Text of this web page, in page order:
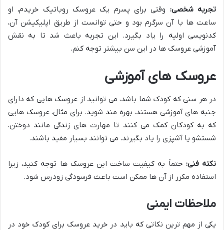
تجربه شخصی: وقتی برای پسرم یک عروسک روباتیک خریدم، او
ساعت ها با آن سرگرم بود و حتی توانست از طریق اپلیکیشن آن،
کدنویسی اولیه را یاد بگیرد. این تجربه باعث شد تا به نقش
آموزشی عروسک ها در این سن بیشتر توجه کنم.
عروسک های آموزشی
در هر سنی که کودک شما باشد، می توانید از عروسک هایی که دارای
جنبه های آموزشی هستند، بهره مند شوید. برای مثال، عروسک هایی
که به کودکان کمک می کنند تا مهارت های زندگی مانند دوختن،
شستشو یا آشپزی را یاد بگیرند، می توانند بسیار مفید باشند.
نکته فنی: حتماً به کیفیت ساخت این عروسک ها توجه کنید، زیرا
استفاده مکرر از آن ها ممکن است باعث فرسودگی زودرس شود.
ملاحظات ایمنی
یکی از مهم ترین نکاتی که باید در خرید عروسک برای کودک خود در